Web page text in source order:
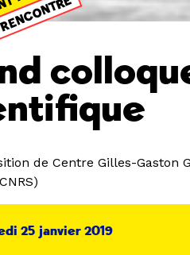
de Centre Gilles-Gaston
25 janvier 2019